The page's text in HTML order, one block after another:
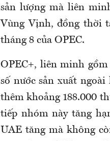
sản lượng mà liên
Vùng Vịnh, đồng thời
tháng 8 của OPEC.
OPEC+, liên minh
số nước sản xuất
thêm khoảng 188.000
tiếp nhóm này tăng
UAE tăng mà không